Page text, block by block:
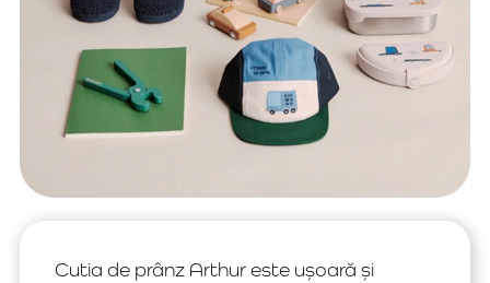
Cutia de prânz Arthur este ușoară și